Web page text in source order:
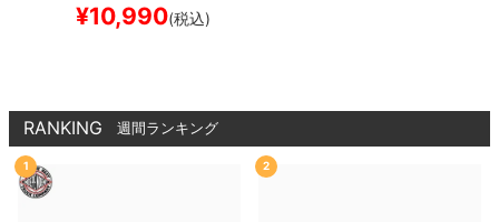
ボード スケボー
¥10,990(税込)
RANKING 週間ランキング
1 2